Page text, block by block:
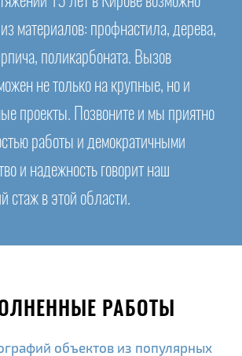
материалов: профнастила, дерева,
поликарбоната. Вызов
не только на крупные, но и
проекты. Позвоните и мы приятно
работы и демократичными
и надежность говорит наш
стаж в этой области.
РАБОТЫ
объектов из популярных